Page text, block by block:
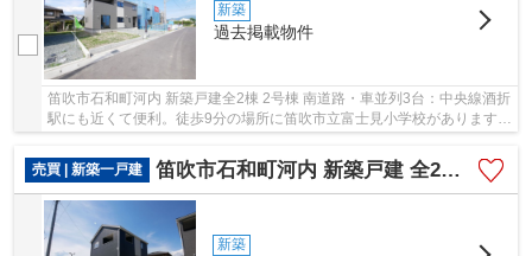
新築
過去掲載物件
笛吹市石和町河内 新築戸建全2棟 2号棟 南道路・車並列3台：中央線酒折
駅にも近くて便利。徒歩9分の場所に笛吹市立富士見小学校があります。
売買 | 新築一戸建
笛吹市石和町河内 新築戸建 全2棟 1号棟 車3台 南道路
新築